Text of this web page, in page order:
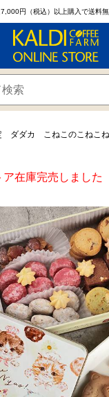
円（税込）以上購入で送料無
ダダカ こねこのこねこ
在庫完売しました